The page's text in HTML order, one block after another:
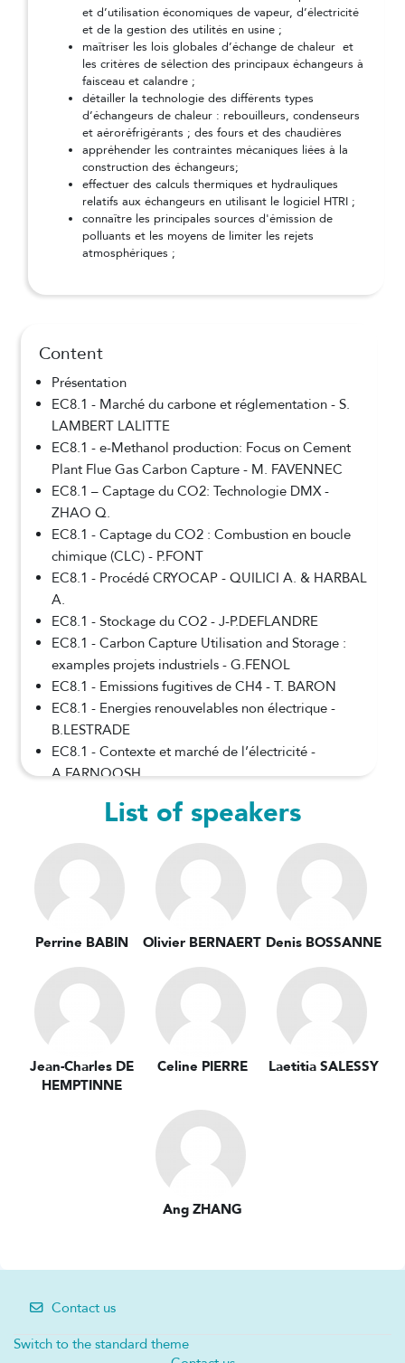
Content
Présentation
EC8.1 - Marché du carbone et réglementation - S.
LAMBERT LALITTE
EC8.1 - e-Methanol production: Focus on Cement
Plant Flue Gas Carbon Capture - M. FAVENNEC
EC8.1 – Captage du CO2: Technologie DMX -
ZHAO Q.
EC8.1 - Captage du CO2 : Combustion en boucle
chimique (CLC) - P.FONT
EC8.1 - Procédé CRYOCAP - QUILICI A. & HARBAL
A.
EC8.1 - Stockage du CO2 - J-P.DEFLANDRE
EC8.1 - Carbon Capture Utilisation and Storage :
examples projets industriels - G.FENOL
EC8.1 - Emissions fugitives de CH4 - T. BARON
EC8.1 - Energies renouvelables non électrique -
B.LESTRADE
EC8.1 - Contexte et marché de l’électricité -
A.FARNOOSH
et solaire - PENMAN J-D.
EC8.1 - Systèmes de stockage de l’électricité - R.
SOLER
EC8.2A - Impact de la transition énergétique sur les
stratégies des majors pétrolières -Th. BROS
EC8.2A - Biocarburants : réglementation et procédés
- L. PIDOL
EC8.2A - Procédé FUTUROL: fabrication de bio-
éthanol - E. KNOPSE
EC8.2A - Procédé Alcool to Jet : fabrication des
BioJet (SAF) - LETOURMY E.
EC8.2A - Procédé BioTfuel : biomass to fuel -
T.PLENNEVAUX
EC8.2A - Rétrofit des assets raffinage en bioraffinerie
EC8.2A - Visite Bioraffinerie - L.SALESSY
EC8.2A - Calculs des impacts environnementaux,
EC8.2B - Contexte H2 et ses usages (fuel cell, DRI,…)
EC8.2B - Production d’H2 par réformage et
oxydation partielle (SMR/ATR) : vidéo MOOC +
débrief - D. BOSSANNE
et d’utilisation économiques de vapeur, d’électricité
et de la gestion des utilités en usine ;
maîtriser les lois globales d’échange de chaleur et
les critères de sélection des principaux échangeurs à
faisceau et calandre ;
détailler la technologie des différents types
d’échangeurs de chaleur : rebouilleurs, condenseurs
et aéroréfrigérants ; des fours et des chaudières
appréhender les contraintes mécaniques liées à la
construction des échangeurs;
effectuer des calculs thermiques et hydrauliques
relatifs aux échangeurs en utilisant le logiciel HTRI ;
connaître les principales sources d'émission de
polluants et les moyens de limiter les rejets
atmosphériques ;
List of speakers
Perrine BABIN Olivier BERNAERT Denis BOSSANNE
Jean-Charles DE
HEMPTINNE
Celine PIERRE Laetitia SALESSY
Ang ZHANG
Contact us
Switch to the standard theme